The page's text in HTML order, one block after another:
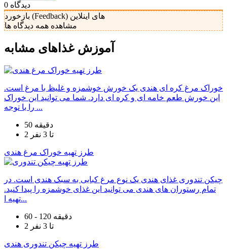
0 دیدگاه
بازخورد (Feedback) های اینلاین
مشاهده همه دیدگاه ها
آموزش غذا‌های مشابه
خوراک مرغ کره ای هندی یک خورش خوشمزه و غلیظ با مرغ است.
این خورش طعم خامه ای و کره ای دارد. شما می توانید این خوراک
را با توجه ...
50 دقیقه
2 تا 3 نفر
طرز تهیه خوراک مرغ هندی
چیکن تندوری غذای هندی یک نوع مرغ کبابی به سبک هندی است. در
تمام رستوران های هندی می توانید این غذای خوشمزه را پیدا کنید.
تهیه ا...
60 - 120 دقیقه
2 تا 3 نفر
طرز تهیه چیکن تندوری هندی